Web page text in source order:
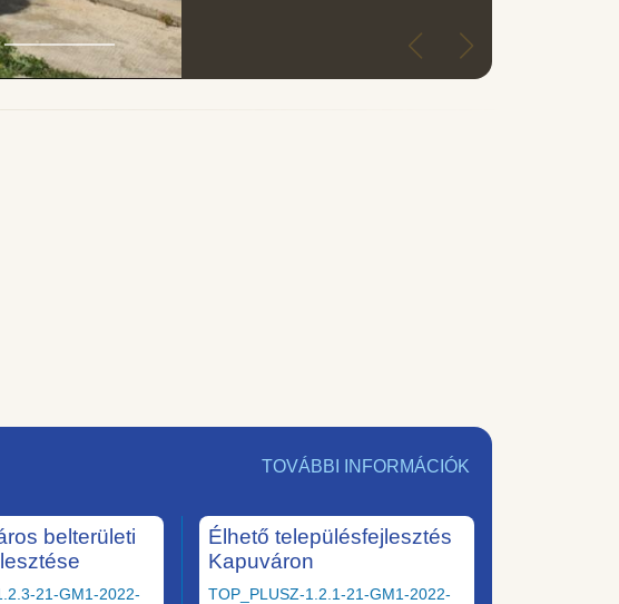
TOVÁBBI INFORMÁCIÓK
belterületi
21-GM1-2022-
Élhető településfejlesztés
Kapuváron
TOP_PLUSZ-1.2.1-21-GM1-2022-